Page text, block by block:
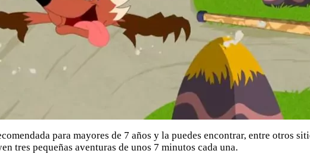
para mayores de 7 años y la puedes encontrar, entre otros
tres pequeñas aventuras de unos 7 minutos cada una.